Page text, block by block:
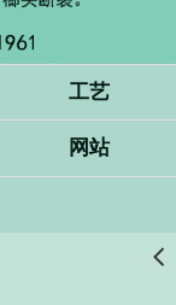
工艺
网站
󰊒